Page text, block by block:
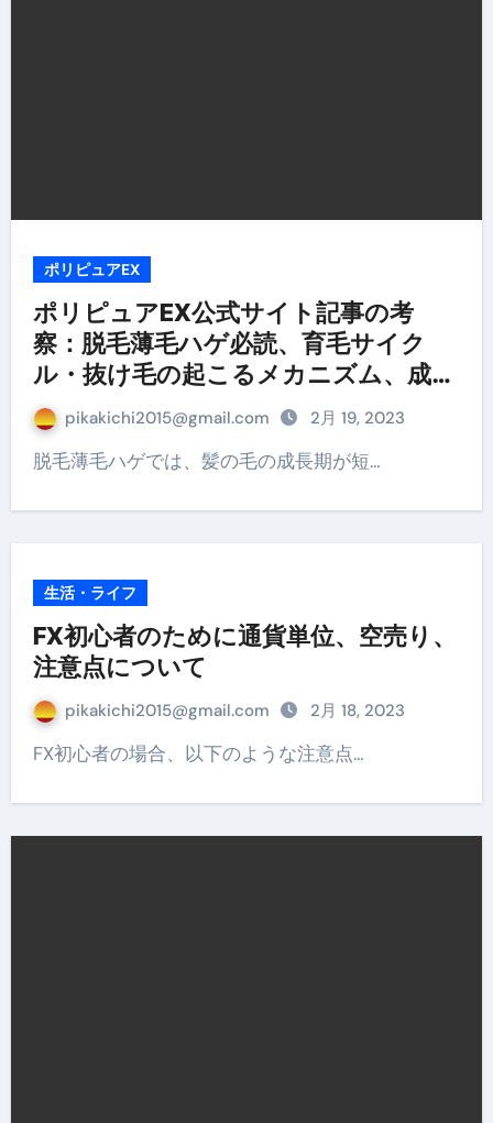
ポリピュアEX
ポリピュアEX公式サイト記事の考
察：脱毛薄毛ハゲ必読、育毛サイク
ル・抜け毛の起こるメカニズム、成長
期が短縮
pikakichi2015@gmail.com 2月 19, 2023
脱毛薄毛ハゲでは、髪の毛の成長期が短…
生活・ライフ
FX初心者のために通貨単位、空売り、
注意点について
pikakichi2015@gmail.com 2月 18, 2023
FX初心者の場合、以下のような注意点…